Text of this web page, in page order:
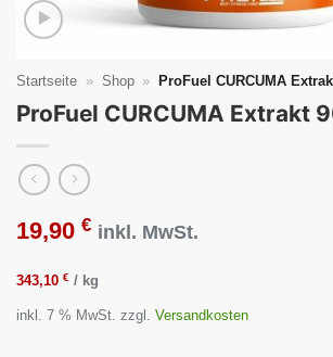
Startseite » Shop » ProFuel CURCUMA
ProFuel CURCUMA Extrakt
19,90 € inkl. MwSt.
343,10 € / kg
inkl. 7 % MwSt. zzgl. Versandkosten